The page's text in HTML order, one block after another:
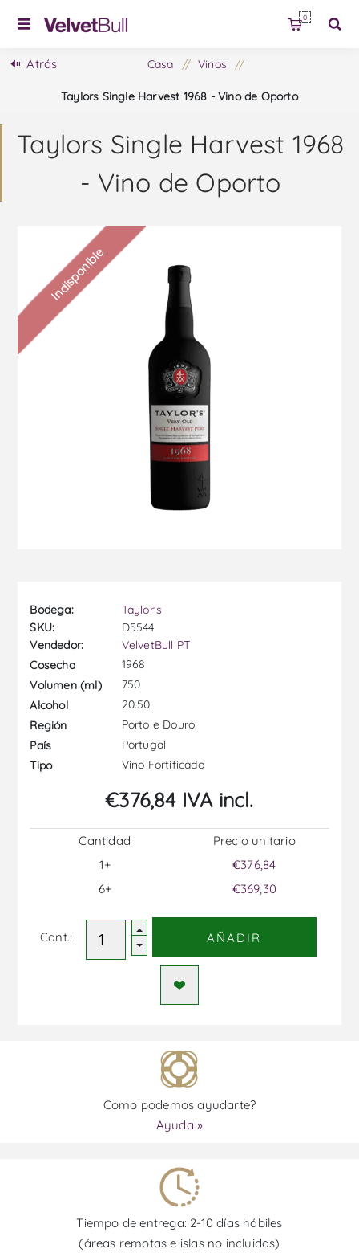
0
Atrás Casa / Vinos /
Taylors Single Harvest 1968 - Vino de Oporto
Taylors Single Harvest 1968
- Vino de Oporto
Indisponible
Bodega:
Taylor's
SKU:
D5544
Vendedor:
VelvetBull PT
Cosecha
1968
Volumen (ml)
750
Alcohol
20.50
Región
Porto e Douro
País
Portugal
Tipo
Vino Fortificado
€376,84 IVA incl.
Cantidad
1+
6+
Precio unitario
€376,84
€369,30
Cant.: AÑADIR
Como podemos ayudarte?
Ayuda »
Tiempo de entrega: 2-10 días hábiles
(áreas remotas e islas no incluidas)